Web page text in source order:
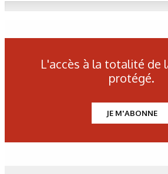
L'accès à la totalité de
protégé.
JE M'ABONNE